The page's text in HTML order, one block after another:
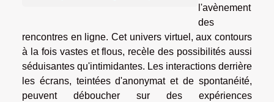
l'avènement
des
rencontres en ligne. Cet univers virtuel, aux contours
à la fois vastes et flous, recèle des possibilités aussi
séduisantes qu'intimidantes. Les interactions derrière
les écrans, teintées d'anonymat et de spontanéité,
peuvent déboucher sur des expériences